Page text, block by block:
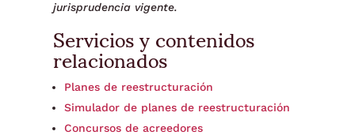
jurisprudencia vigente.
Servicios y contenidos
relacionados
Planes de reestructuración
Simulador de planes de reestructuración
Concursos de acreedores